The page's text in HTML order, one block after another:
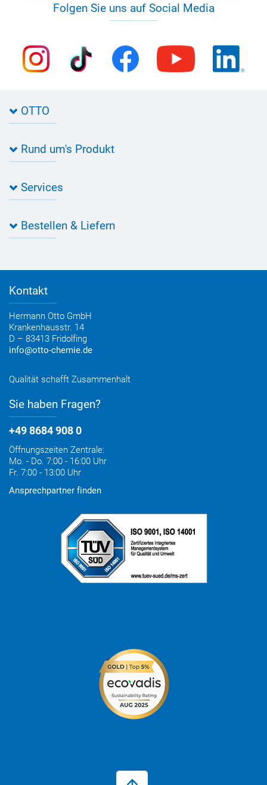
Folgen Sie uns auf Social Media
OTTO
Bau Newsletter
Presse
Jobs
Referenzen
Rund um's Produkt
Farbvielfalt
Informationen zu Prüfzeichen
Services
Farbempfehlungen
Verbrauchsrechner
Medienportal
Bestellen & Liefern
Bestelloptionen
Elektronischer Rechnungsversand
Entsorgung & Verpackungsrücknahme
Kontakt
Hermann Otto GmbH
Krankenhausstr. 14
D – 83413 Fridolfing
info@otto-chemie.de
Qualität schafft Zusammenhalt
Sie haben Fragen?
+49 8684 908 0
Öffnungszeiten Zentrale:
Mo. - Do. 7:00 - 16:00 Uhr
Fr. 7:00 - 13:00 Uhr
Ansprechpartner finden